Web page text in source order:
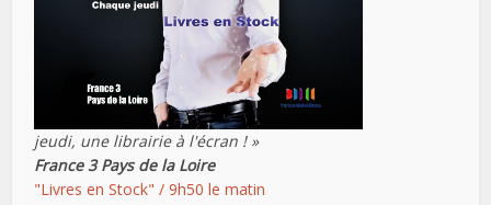
jeudi, une librairie à l'écran ! »
France 3 Pays de la Loire
"Livres en Stock" / 9h50 le matin